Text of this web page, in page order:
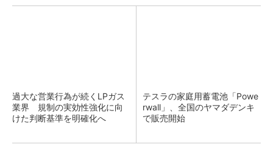
過大な営業行為が続くLPガス
業界 規制の実効性強化に向
けた判断基準を明確化へ
テスラの家庭用蓄電池「Powe
rwall」、全国のヤマダデンキ
で販売開始